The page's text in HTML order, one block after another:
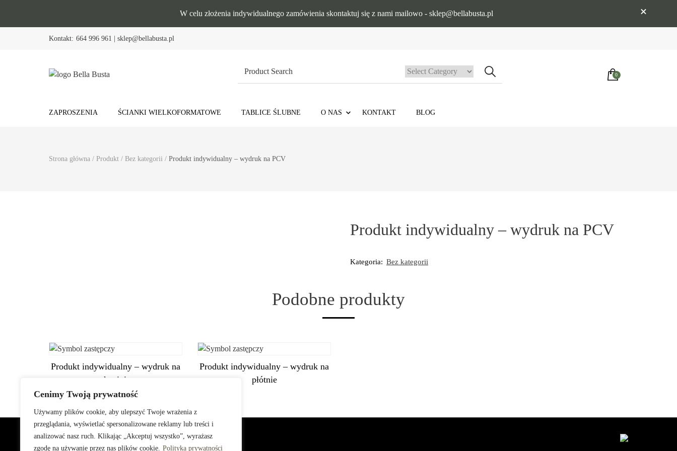
Cenimy Twoją prywatność
Używamy plików cookie, aby ulepszyć Twoje wrażenia z
przeglądania, wyświetlać spersonalizowane reklamy lub treści i
analizować nasz ruch. Klikając „Akceptuj wszystko”, wyrażasz
zgodę na używanie przez nas plików cookie. Polityka prywatności
W celu złożenia indywidualnego zamówienia skontaktuj się z nami mailowo - sklep@bellabusta.pl
Kontakt: 664 996 961 | sklep@bellabusta.pl
Search
for:
0
ZAPROSZENIA ŚCIANKI WIELKOFORMATOWE TABLICE ŚLUBNE O NAS KONTAKT BLOG
Strona główna / Produkt / Bez kategorii / Produkt indywidualny – wydruk na PCV
Produkt indywidualny – wydruk na PCV
Kategoria: Bez kategorii
Podobne produkty
Produkt indywidualny – wydruk na
tkaninie
Produkt indywidualny – wydruk na
płótnie
© Copyright 2025 Bella Busta.Polityka prywatności